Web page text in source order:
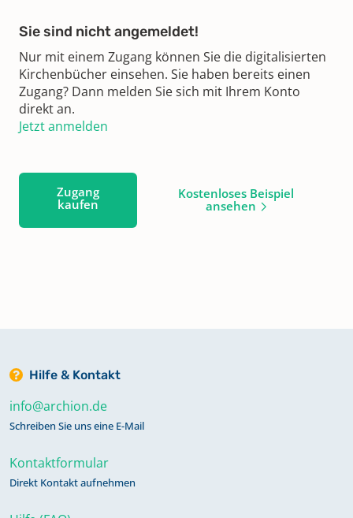
Sie sind nicht angemeldet!
Nur mit einem Zugang können Sie die digitalisierten
Kirchenbücher einsehen. Sie haben bereits einen
Zugang? Dann melden Sie sich mit Ihrem Konto
direkt an.
Jetzt anmelden
Zugang
kaufen
Kostenloses Beispiel
ansehen
Hilfe & Kontakt
info@archion.de
Schreiben Sie uns eine E-Mail
Kontaktformular
Direkt Kontakt aufnehmen